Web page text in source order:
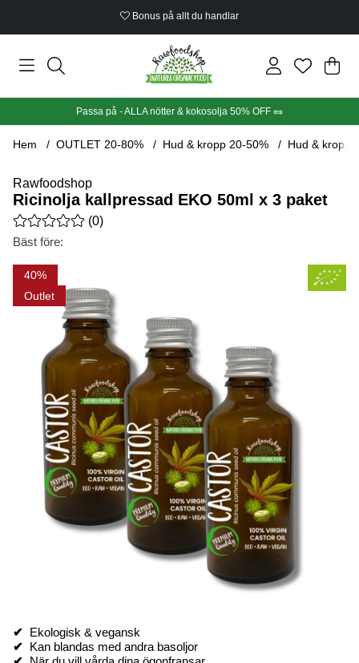
Ekologiskt certifierat
Din
.
Passa på - ALLA nötter & kokosolja 50% OFF 🥜
Hem OUTLET 20-80% Hud & kropp 20-50% Hud & kropp
Rawfoodshop
Ricinolja kallpressad EKO 50ml x 3 paket
Medelbetyg 0 av 5 Antal betyg 0
(0)
Bäst före:
40
Outlet
Produktbilder Ricinolja kallpressad EKO 50ml x 3 paket
✔
Ekologisk & vegansk
✔
Kan blandas med andra basoljor